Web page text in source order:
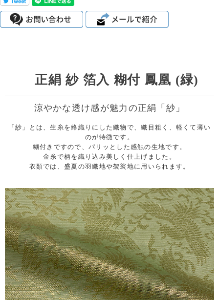
正絹 紗 箔入 糊付 鳳凰 (緑)
涼やかな透け感が魅力の正絹「紗」
「紗」とは、生糸を絡織りにした織物で、織目粗く、軽くて薄い
のが特徴です。
糊付きですので、パリッとした感触の生地です。
金糸で柄を織り込み美しく仕上げました。
衣類では、盛夏の羽織地や袈裟地に用いられます。